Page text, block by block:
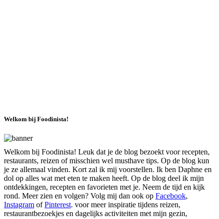
Welkom bij Foodinista!
Welkom bij Foodinista! Leuk dat je de blog bezoekt voor recepten,
restaurants, reizen of misschien wel musthave tips. Op de blog kun
je ze allemaal vinden. Kort zal ik mij voorstellen. Ik ben Daphne en
dol op alles wat met eten te maken heeft. Op de blog deel ik mijn
ontdekkingen, recepten en favorieten met je. Neem de tijd en kijk
rond. Meer zien en volgen? Volg mij dan ook op Facebook,
Instagram ofPinterest. voor meer inspiratie tijdens reizen,
restaurantbezoekjes en dagelijks activiteiten met mijn gezin,